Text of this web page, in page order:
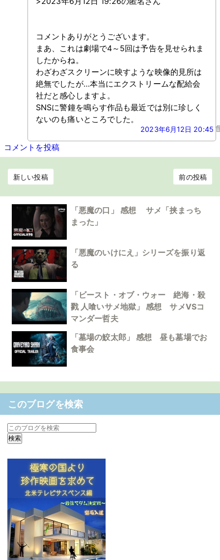
コメントありがとうございます。
まあ、これは劇場で4～5回は予告を見せられま
したからね。
わざわざスクリーンに映すような映像的見所は
絶無でしたが…本当にエクストリームな配給会
社だと感心しますよ。
SNSに警鐘を鳴らす作品も最近では別に珍しく
ないのも痛いところでした。
2023年6月12日 20:45
コメントを投稿
新しい投稿 前の投稿
「悪魔の口」 感想 サメ「挟まっち
まった」
「悪魔のいけにえ」シリーズを振り返
る
「ビースト・オブ・ウォー 絶海・殺
戮 人喰いサメ地獄」 感想 サメVSコ
マンダー哲夫
「墓場の鮫太郎」 感想 昼も墓場でお
食事会
このブログを検索